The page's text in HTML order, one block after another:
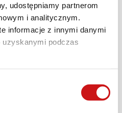
udostępniamy partnerom
i analitycznym.
informacje z innymi danymi
podczas